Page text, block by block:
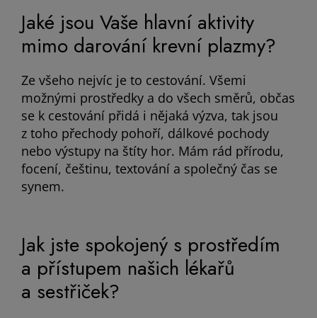
Jaké jsou Vaše hlavní aktivity
mimo darování krevní plazmy?
Ze všeho nejvíc je to cestování. Všemi
možnými prostředky a do všech směrů, občas
se k cestování přidá i nějaká výzva, tak jsou
z toho přechody pohoří, dálkové pochody
nebo výstupy na štíty hor. Mám rád přírodu,
focení, češtinu, textování a společný čas se
synem.
Jak jste spokojený s prostředím
a přístupem našich lékařů
a sestřiček?